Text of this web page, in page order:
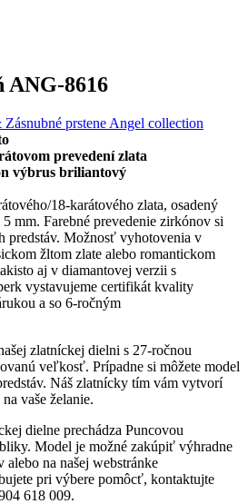
ANG-8616
prstene Angel collection
prevedení zlata
výbrus briliantový
18-karátového zlata, osadený
mm. Farebné prevedenie zirkónov si
predstáv. Možnosť vyhotovenia v
žltom zlate alebo romantickom
aj v diamantovej verzii s
vystavujeme certifikát kvality
a so 6-ročným
zlatníckej dielni s 27-ročnou
veľkosť. Prípadne si môžete model
Náš zlatnícky tím vám vytvorí
vaše želanie.
dielne prechádza Puncovou
Model je možné zakúpiť výhradne
alebo na našej webstránke
pri výbere pomôcť, kontaktujte
618 009.